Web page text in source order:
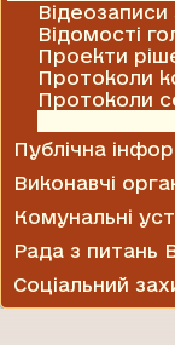
Відеозаписи
Відомості
Проекти
Протоколи
Протоколи
Публічна
Виконавчі
Комунальні
Рада з питань
Соціальний